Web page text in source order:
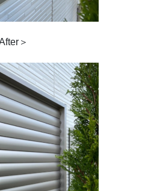
＞